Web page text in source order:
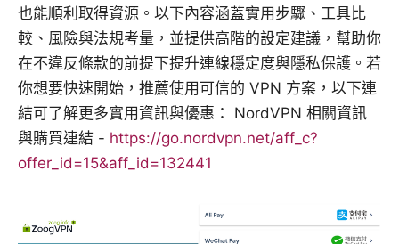
也能順利取得資源。以下內容涵蓋實用步驟、工具比
較、風險與法規考量，並提供高階的設定建議，幫助你
在不違反條款的前提下提升連線穩定度與隱私保護。若
你想要快速開始，推薦使用可信的 VPN 方案，以下連
結可了解更多實用資訊與優惠： NordVPN 相關資訊
與購買連結 - https://go.nordvpn.net/aff_c?
offer_id=15&aff_id=132441